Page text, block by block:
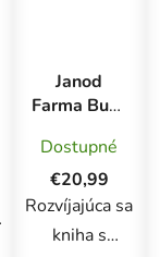
Janod
Farma Busy
interaktívna
kniha s
aktivitami
od 3 rokov
Dostupné
€20,99
Rozvíjajúca sa
kniha s